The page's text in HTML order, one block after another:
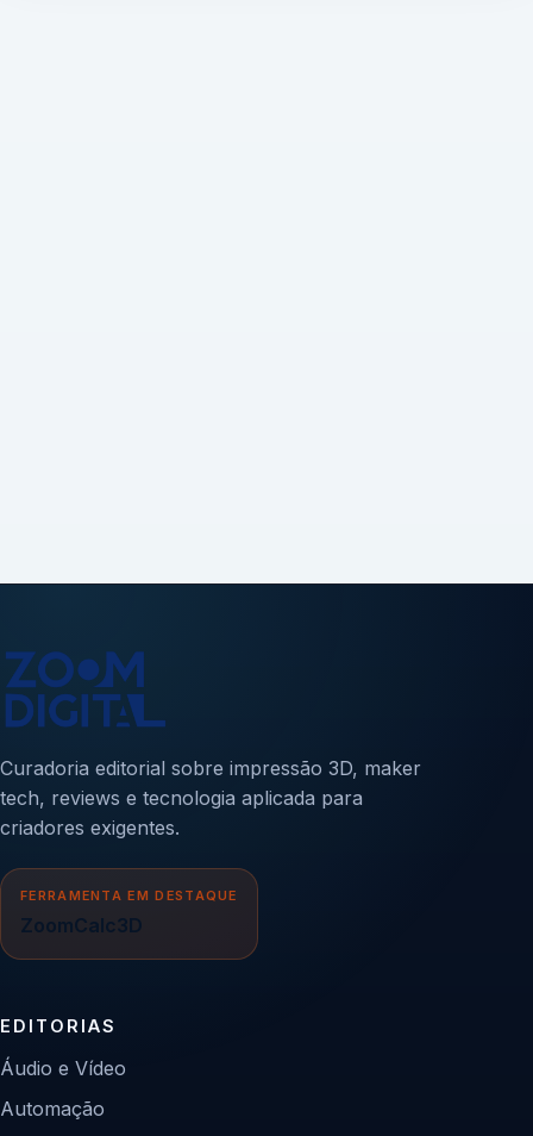
Curadoria editorial sobre impressão 3D, maker
tech, reviews e tecnologia aplicada para
criadores exigentes.
FERRAMENTA EM DESTAQUE
ZoomCalc3D
EDITORIAS
Áudio e Vídeo
Automação